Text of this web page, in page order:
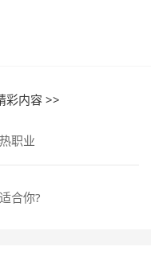
彩内容 >>
职业
合你?